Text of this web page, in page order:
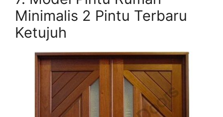
Minimalis 2 Pintu Terbaru
Ketujuh